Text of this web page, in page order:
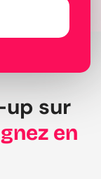
sur
en